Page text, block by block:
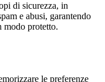
di sicurezza, in
e abusi, garantendo
modo protetto.
le preferenze